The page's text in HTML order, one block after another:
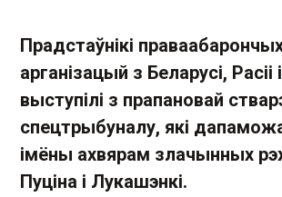
Прадстаўнікі
арганізацый з Беларусі, Расіі
выступілі з прапановай
спецтрыбуналу, які
імёны ахвярам злачынных
Пуціна і Лукашэнкі.